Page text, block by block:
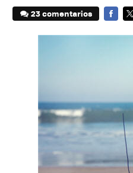
23 comentarios